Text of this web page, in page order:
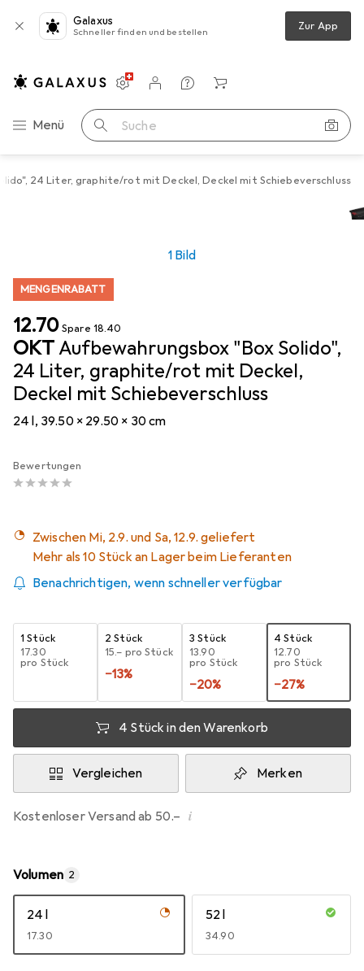
Galaxus
Schneller finden und bestellen Zur App
Navigation nach Kategorien
Menü Suche
Einstellungen
Kundenkonto
Vergleichslisten
Merklisten
Warenkorb
24 Liter, graphite/rot mit Deckel, Deckel mit Schiebeverschluss
1 Bild
MENGENRABATT
OKTAufbewahrungsbox "Box Solido",
24 Liter, graphite/rot mit Deckel,
Deckel mit Schiebeverschluss
24 l, 39.50 x 29.50 x 30 cm
CHF
12.70 Spare CHF
18.40
Bewertungen
Zwischen Mi, 2.9. und Sa, 12.9. geliefert
Mehr als 10 Stück an Lager beim Lieferanten
Benachrichtigen, wenn schneller verfügbar
1 Stück
CHF
17.30
pro Stück
2 Stück
CHF
15.– pro Stück
−13%
3 Stück
CHF
13.90
pro Stück
−20%
4 Stück
CHF
12.70
pro Stück
−27%
4 Stück in den Warenkorb
Vergleichen Merken
Kostenloser Versand ab 50.– i
Volumen 2
24 l
CHF
17.30
52 l
CHF
34.90